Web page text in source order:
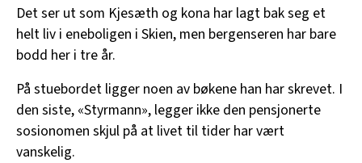
Det ser ut som Kjesæth og kona har lagt bak seg et
helt liv i eneboligen i Skien, men bergenseren har bare
bodd her i tre år.
På stuebordet ligger noen av bøkene han har skrevet. I
den siste, «Styrmann», legger ikke den pensjonerte
sosionomen skjul på at livet til tider har vært
vanskelig.